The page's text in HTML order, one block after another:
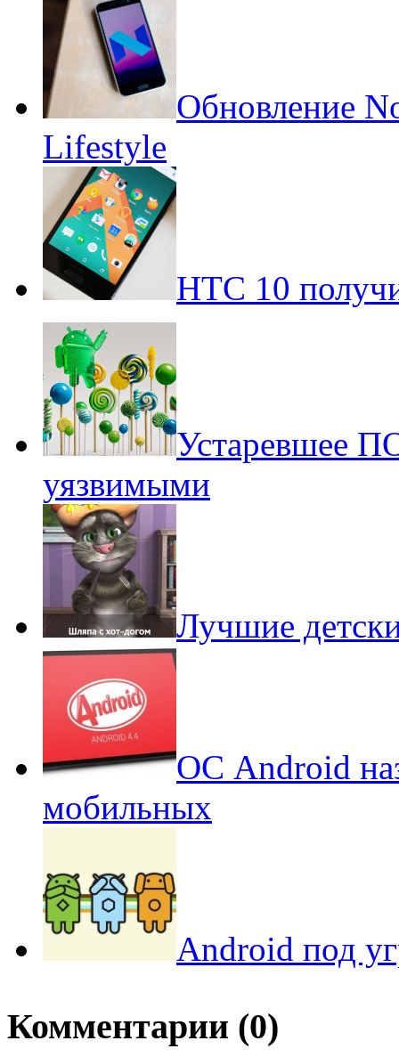
Обновление
Lifestyle
HTC 10
Устаревшее
уязвимыми
Лучшие
ОС Android
мобильных
Android под
Комментарии (0)